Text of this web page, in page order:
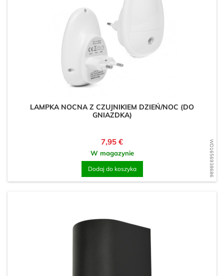
WD1656938686
LAMPKA NOCNA Z CZUJNIKIEM DZIEŃ/NOC (DO
GNIAZDKA)
Cena
7,95 €
W magazynie
Dodaj do koszyka